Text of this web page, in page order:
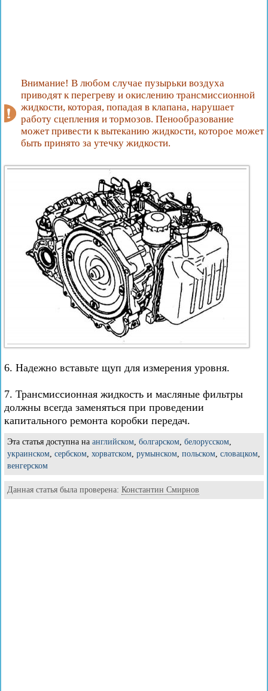
Внимание! В любом случае пузырьки воздуха
приводят к перегреву и окислению трансмиссионной
жидкости, которая, попадая в клапана, нарушает
работу сцепления и тормозов. Пенообразование
может привести к вытеканию жидкости, которое может
быть принято за утечку жидкости.
6. Надежно вставьте щуп для измерения уровня.
7. Трансмиссионная жидкость и масляные фильтры
должны всегда заменяться при проведении
капитального ремонта коробки передач.
Эта статья доступна на английском, болгарском, белорусском,
украинском, сербском, хорватском, румынском, польском, словацком,
венгерском
Данная статья была проверена: Константин Смирнов